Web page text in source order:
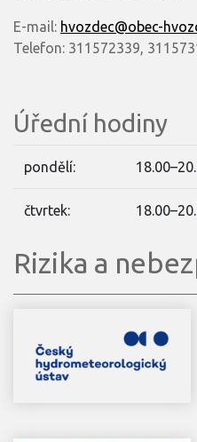
E-mail: hvozdec@obec-
Telefon: 311572339,
Úřední hodiny
pondělí:
čtvrtek:
Rizika a